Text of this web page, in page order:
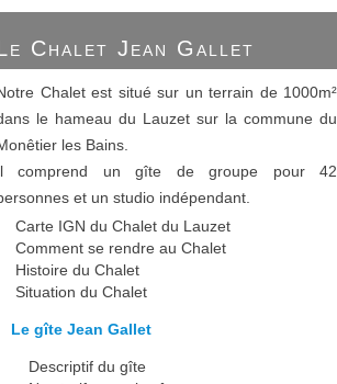
Chalet Jean Gallet
Chalet est situé sur un terrain de 1000m²
le hameau du Lauzet sur la commune du
les Bains.
comprend un gîte de groupe pour 42
et un studio indépendant.
Carte IGN du Chalet du Lauzet
Comment se rendre au Chalet
Histoire du Chalet
Situation du Chalet
Le gîte Jean Gallet
Descriptif du gîte